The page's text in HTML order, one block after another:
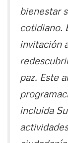
bienestar
cotidiano.
invitación
paz. Este
incluida